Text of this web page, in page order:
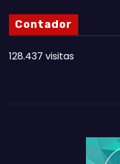
N
O
A
Contador
128.437 visitas